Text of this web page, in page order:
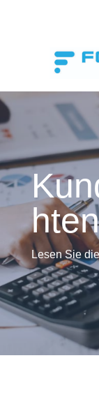
hten
Lesen Sie